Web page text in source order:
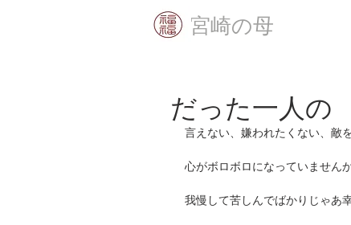
​宮崎の母
だった一人の
言えない、嫌われたくない、敵
心がボロボロになっていません
我慢して苦しんでばかりじゃあ